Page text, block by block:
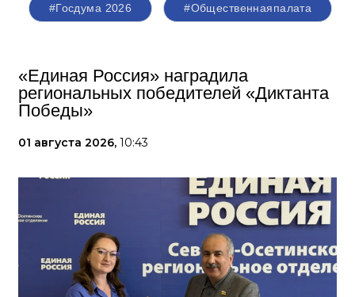
#Госдума 2026 #Общественнаяпалата
«Единая Россия» наградила
региональных победителей «Диктанта
Победы»
01 августа 2026, 10:43